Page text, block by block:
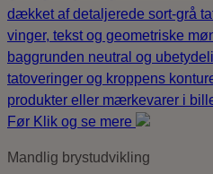
Før Klik og se mere
Mandlig brystudvikling